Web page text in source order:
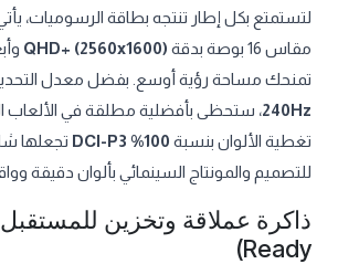
لتستمتع بكل إطار تنتجه بطاقة الرسوميات،
مقاس 16 بوصة بدقة
QHD+ (2560x1600)
تمنحك مساحة رؤية أوسع. بفضل معدل التحديث
240Hz، ستحظى بأفضلية مطلقة في الألعاب
تغطية الألوان بنسبة 100% DCI-P3
تجعلها
للتصميم والمونتاج السينمائي بألوان دقيقة
Ready)